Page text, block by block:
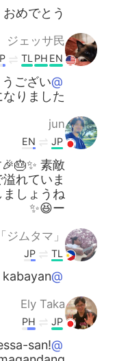
おめでとう！
ジェッサ民
EN
PH
TL
@miko-B ㊗️ ಠvಠ
ござい
りました！
jun
JP
EN
素敵
れていま
しょうね
ー😆✨
ムタマ」
TL
JP
@ジェッサ民
Ely Taka
JP
PH
@ジェッサ民
san!